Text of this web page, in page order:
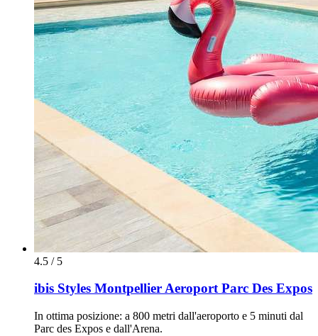
4.5 / 5
ibis Styles Montpellier Aeroport Parc Des Expos
In ottima posizione: a 800 metri dall'aeroporto e 5 minuti dal
Parc des Expos e dall'Arena.